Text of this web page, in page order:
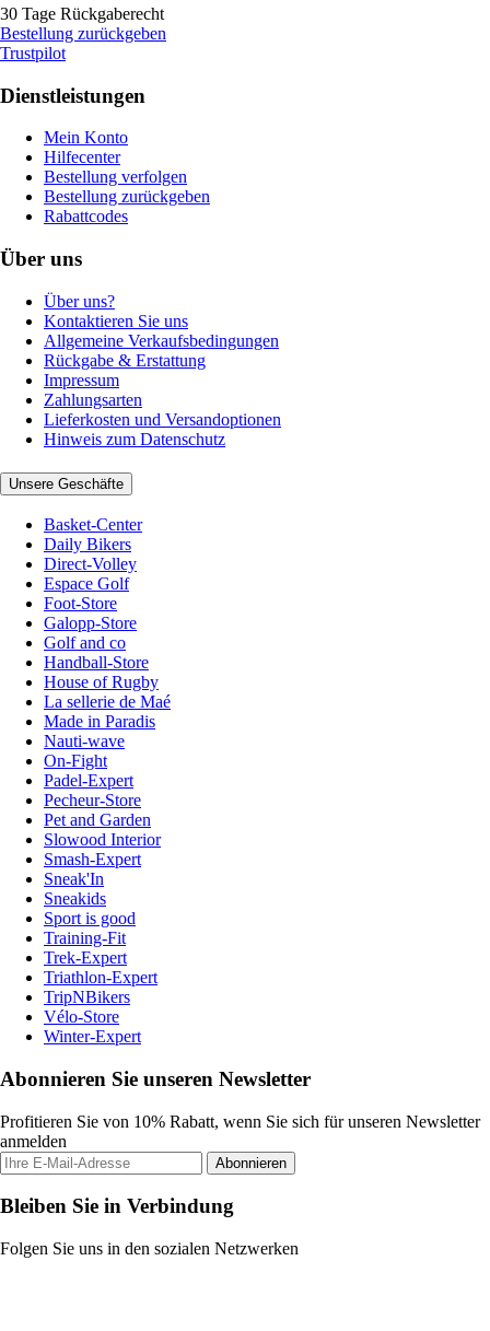
30 Tage Rückgaberecht
Bestellung zurückgeben
Trustpilot
Dienstleistungen
Mein Konto
Hilfecenter
Bestellung verfolgen
Bestellung zurückgeben
Rabattcodes
Über uns
Über uns?
Kontaktieren Sie uns
Allgemeine Verkaufsbedingungen
Rückgabe & Erstattung
Impressum
Zahlungsarten
Lieferkosten und Versandoptionen
Hinweis zum Datenschutz
Unsere Geschäfte
Basket-Center
Daily Bikers
Direct-Volley
Espace Golf
Foot-Store
Galopp-Store
Golf and co
Handball-Store
House of Rugby
La sellerie de Maé
Made in Paradis
Nauti-wave
On-Fight
Padel-Expert
Pecheur-Store
Pet and Garden
Slowood Interior
Smash-Expert
Sneak'In
Sneakids
Sport is good
Training-Fit
Trek-Expert
Triathlon-Expert
TripNBikers
Vélo-Store
Winter-Expert
Abonnieren Sie unseren Newsletter
Profitieren Sie von 10% Rabatt, wenn Sie sich für unseren Newsletter
anmelden
Abonnieren
Bleiben Sie in Verbindung
Folgen Sie uns in den sozialen Netzwerken